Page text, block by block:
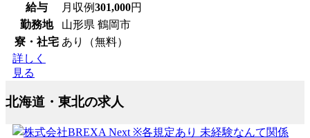
給与
月収例301,000円
勤務地
山形県 鶴岡市
寮・社宅 あり（無料）
詳しく
見る
北海道・東北の求人